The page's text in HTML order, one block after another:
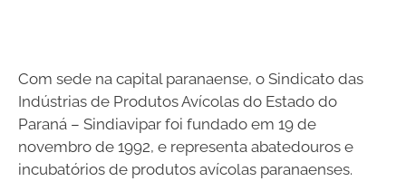
Com sede na capital paranaense, o Sindicato das
Indústrias de Produtos Avícolas do Estado do
Paraná – Sindiavipar foi fundado em 19 de
novembro de 1992, e representa abatedouros e
incubatórios de produtos avícolas paranaenses.